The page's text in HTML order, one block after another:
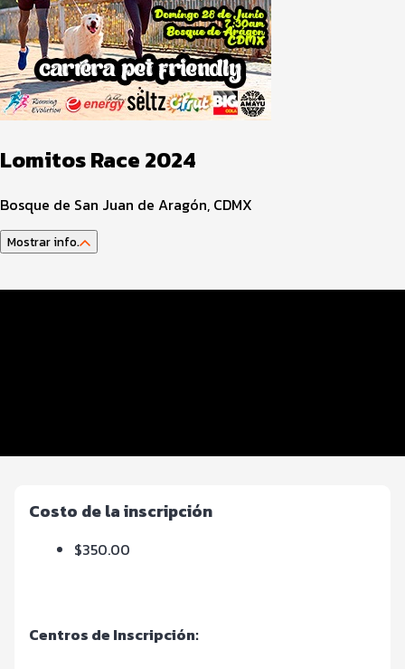
Lomitos Race 2024
Bosque de San Juan de Aragón, CDMX
Mostrar info.
Costo de la inscripción
$350.00
Centros de Inscripción: